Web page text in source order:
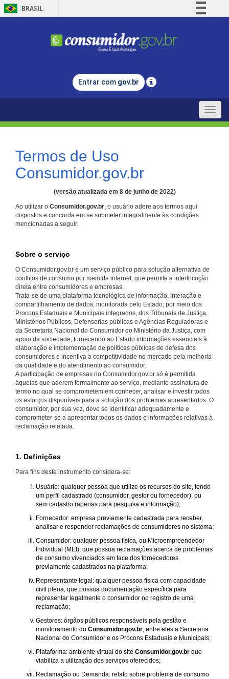
BRASIL
Comunica BR
Legislação
Entrar com gov.br
Toggle
Termos de Uso
Consumidor.gov.br
(versão atualizada em 8 de junho de 2022)
Ao utilizar o Consumidor.gov.br, o usuário adere aos termos aqui
dispostos e concorda em se submeter integralmente às condições
mencionadas a seguir.
Sobre o serviço
O Consumidor.gov.br é um serviço público para solução alternativa de
conflitos de consumo por meio da internet, que permite a interlocução
direta entre consumidores e empresas.
Trata-se de uma plataforma tecnológica de informação, interação e
compartilhamento de dados, monitorada pelo Estado, por meio dos
Procons Estaduais e Municipais integrados, dos Tribunais de Justiça,
Ministérios Públicos, Defensorias públicas e Agências Reguladoras e
da Secretaria Nacional do Consumidor do Ministério da Justiça, com
apoio da sociedade, fornecendo ao Estado informações essenciais à
elaboração e implementação de políticas públicas de defesa dos
consumidores e incentiva a competitividade no mercado pela melhoria
da qualidade e do atendimento ao consumidor.
A participação de empresas no Consumidor.gov.br só é permitida
àquelas que aderem formalmente ao serviço, mediante assinatura de
termo no qual se comprometem em conhecer, analisar e investir todos
os esforços disponíveis para a solução dos problemas apresentados. O
consumidor, por sua vez, deve se identificar adequadamente e
comprometer-se a apresentar todos os dados e informações relativas à
reclamação relatada.
1. Definições
Para fins deste instrumento considera-se:
Usuário: qualquer pessoa que utilize os recursos do site, tendo
um perfil cadastrado (consumidor, gestor ou fornecedor), ou
sem cadastro (apenas para pesquisa e informação);
Fornecedor: empresa previamente cadastrada para receber,
analisar e responder reclamações de consumidores no sistema;
Consumidor: qualquer pessoa física, ou Microempreendedor
Individual (MEI), que possua reclamações acerca de problemas
de consumo vivenciados em face dos fornecedores
previamente cadastrados na plataforma;
Representante legal: qualquer pessoa física com capacidade
civil plena, que possua documentação específica para
representar legalmente o consumidor no registro de uma
reclamação;
Gestores: órgãos públicos responsáveis pela gestão e
monitoramento do Consumidor.gov.br, entre eles a Secretaria
Nacional do Consumidor e os Procons Estaduais e Municipais;
Plataforma: ambiente virtual do site Consumidor.gov.br que
viabiliza a utilização dos serviços oferecidos;
Reclamação ou Demanda: relato sobre problema de consumo